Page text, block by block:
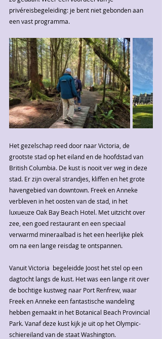
privéreisbegeleiding: je bent niet gebonden aan
een vast programma.
Het gezelschap reed door naar Victoria, de
grootste stad op het eiland en de hoofdstad van
British Columbia. De kust is nooit ver weg in deze
stad. Er zijn overal strandjes, kliffen en het grote
havengebied van downtown. Freek en Anneke
verbleven in het oosten van de stad, in het
luxueuze Oak Bay Beach Hotel. Met uitzicht over
zee, een goed restaurant en een speciaal
verwarmd mineraalbad is het een heerlijke plek
om na een lange reisdag te ontspannen.
Vanuit Victoria  begeleidde Joost het stel op een
dagtocht langs de kust. Het was een lange rit over
de bochtige kustweg naar Port Renfrew, waar
Freek en Anneke een fantastische wandeling
hebben gemaakt in het Botanical Beach Provincial
Park. Vanaf deze kust kijk je uit op het Olympic-
schiereiland van de staat Washington.